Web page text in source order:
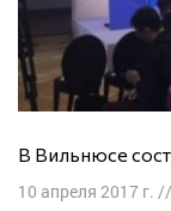
В Вильнюсе
10 апреля 2017 г. //